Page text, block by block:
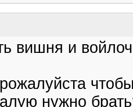
вишня и
нужно